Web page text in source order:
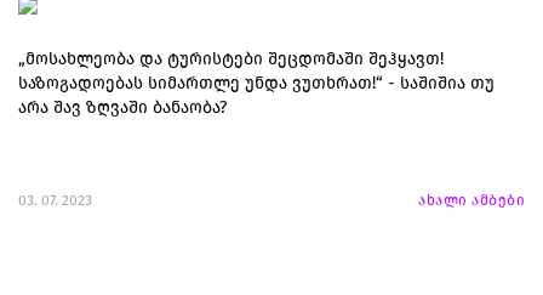
„მოსახლეობა და ტურისტები შეცდომაში შეჰყავთ!
საზოგადოებას სიმართლე უნდა ვუთხრათ!“ - საშიშია თუ
არა შავ ზღვაში ბანაობა?
03. 07. 2023 ახალი ამბები